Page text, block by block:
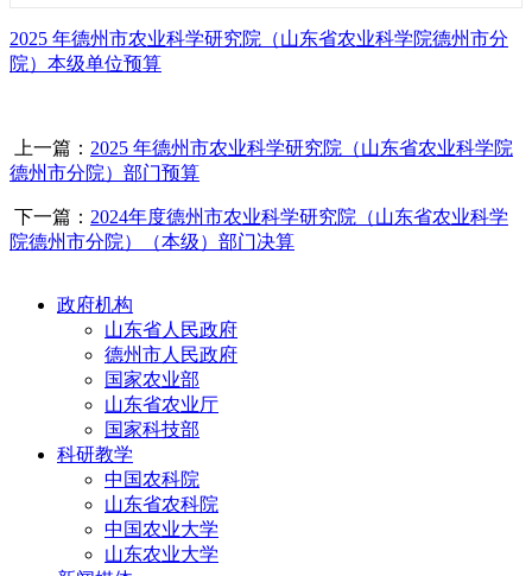
2025 年德州市农业科学研究院（山东省农业科学院德州市分
院）本级单位预算
上一篇： 2025 年德州市农业科学研究院（山东省农业科学院
德州市分院）部门预算
下一篇： 2024年度德州市农业科学研究院（山东省农业科学
院德州市分院）（本级）部门决算
政府机构
山东省人民政府
德州市人民政府
国家农业部
山东省农业厅
国家科技部
科研教学
中国农科院
山东省农科院
中国农业大学
山东农业大学